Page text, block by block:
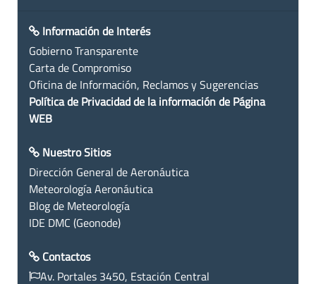
Información de Interés
Gobierno Transparente
Carta de Compromiso
Oficina de Información, Reclamos y Sugerencias
Política de Privacidad de la información de Página
WEB
Nuestro Sitios
Dirección General de Aeronáutica
Meteorología Aeronáutica
Blog de Meteorología
IDE DMC (Geonode)
Contactos
Av. Portales 3450, Estación Central